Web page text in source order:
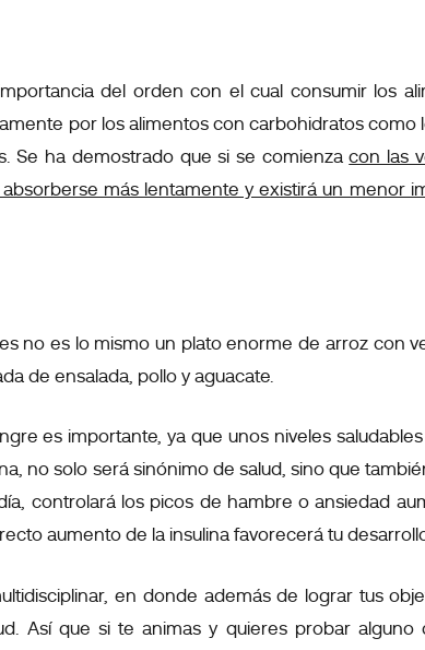
del orden con el cual consumir los
por los alimentos con carbohidratos como
Se ha demostrado que si se comienzacon las
más lentamente y existirá un menor
no es lo mismo un plato enorme de arroz con
de ensalada, pollo y aguacate.
es importante, ya que unos niveles
no solo será sinónimo de salud, sino que
controlará los picos de hambre o ansiedad
aumento de la insulina favorecerá tu
en donde además de lograr tus
Así que si te animas y quieres probar alguno